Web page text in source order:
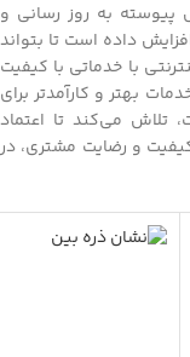
به روز رسانی و
داده است تا بتواند
با خدماتی با کیفیت
بهتر و کارآمدتر برای
تلاش می‌کند تا اعتماد
و رضایت مشتری، در